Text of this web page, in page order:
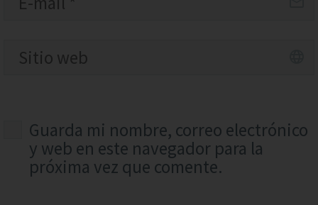
Guarda mi nombre, correo electrónico
y web en este navegador para la
próxima vez que comente.